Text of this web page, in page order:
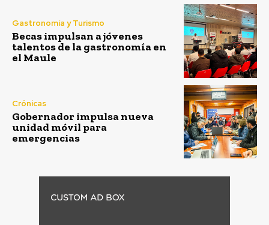
Gastronomía y Turismo
Becas impulsan a jóvenes
talentos de la gastronomía en
el Maule
Crónicas
Gobernador impulsa nueva
unidad móvil para
emergencias